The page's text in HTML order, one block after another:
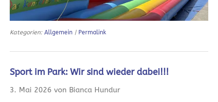
Kategorien: Allgemein | Permalink
Sport im Park: Wir sind wieder dabei!!!
3. Mai 2026 von Bianca Hundur